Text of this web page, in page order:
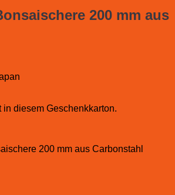
200 mm aus
in diesem Geschenkkarton.
200 mm aus Carbonstahl